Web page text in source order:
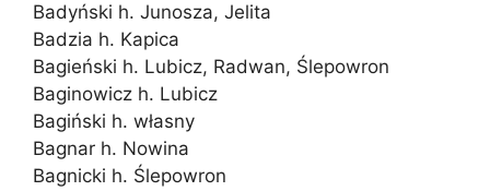
Badyński h. Junosza, Jelita
Badzia h. Kapica
Bagieński h. Lubicz, Radwan, Ślepowron
Baginowicz h. Lubicz
Bagiński h. własny
Bagnar h. Nowina
Bagnicki h. Ślepowron